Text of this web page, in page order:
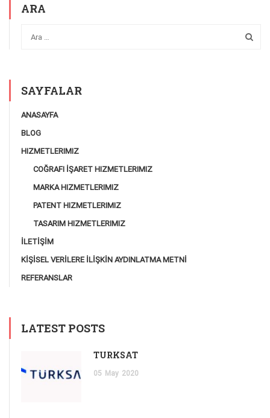
ARA
SAYFALAR
ANASAYFA
BLOG
HIZMETLERIMIZ
COĞRAFI İŞARET HIZMETLERIMIZ
MARKA HIZMETLERIMIZ
PATENT HIZMETLERIMIZ
TASARIM HIZMETLERIMIZ
İLETİŞİM
KİŞİSEL VERİLERE İLİŞKİN AYDINLATMA METNİ
REFERANSLAR
LATEST POSTS
TÜRKSAT
05 May 2020